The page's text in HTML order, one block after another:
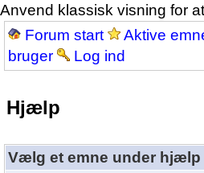
Anvend klassisk visning for
Forum start
Aktive
bruger
Log ind
Hjælp
Vælg et emne under hjælp